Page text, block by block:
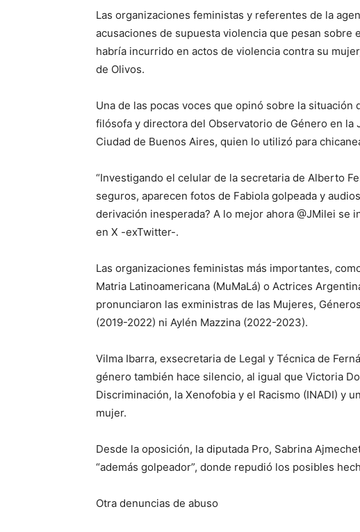
Las organizaciones feministas y referentes de la
acusaciones de supuesta violencia que pesan
habría incurrido en actos de violencia contra su
de Olivos.
Una de las pocas voces que opinó sobre la situación
filósofa y directora del Observatorio de Género en
Ciudad de Buenos Aires, quien lo utilizó para
“Investigando el celular de la secretaria de Alberto
seguros, aparecen fotos de Fabiola golpeada y
derivación inesperada? A lo mejor ahora @JMilei se
en X -exTwitter-.
Las organizaciones feministas más importantes,
Matria Latinoamericana (MuMaLá) o Actrices
pronunciaron las exministras de las Mujeres,
(2019-2022) ni Aylén Mazzina (2022-2023).
Vilma Ibarra, exsecretaria de Legal y Técnica de
género también hace silencio, al igual que Victoria
Discriminación, la Xenofobia y el Racismo (INADI) y
mujer.
Desde la oposición, la diputada Pro, Sabrina
“además golpeador”, donde repudió los posibles
Otra denuncias de abuso